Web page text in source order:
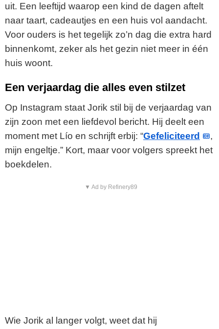
uit. Een leeftijd waarop een kind de dagen aftelt
naar taart, cadeautjes en een huis vol aandacht.
Voor ouders is het tegelijk zo’n dag die extra hard
binnenkomt, zeker als het gezin niet meer in één
huis woont.
Een verjaardag die alles even stilzet
Op Instagram staat Jorik stil bij de verjaardag van
zijn zoon met een liefdevol bericht. Hij deelt een
moment met Lío en schrijft erbij: “Gefeliciteerd
,
mijn engeltje.” Kort, maar voor volgers spreekt het
boekdelen.
▼ Ad by Refinery89
Wie Jorik al langer volgt, weet dat hij